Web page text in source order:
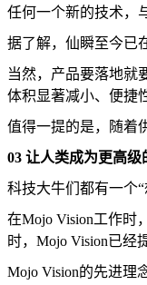
任何一个新的技术，
据了解，仙瞬至今已
当然，产品要落地就
体积显著减小、便捷
值得一提的是，随着
03 让人类成为更高级
科技大牛们都有一个
在Mojo Vision工作时
时，Mojo Vision已经
Mojo Vision的先进理